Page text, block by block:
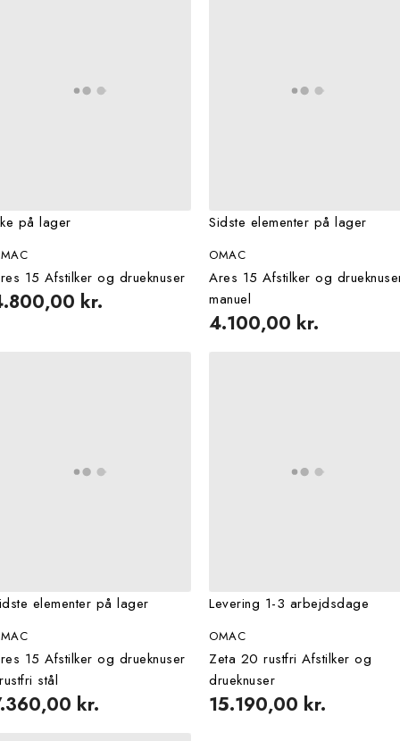
på lager
15 Afstilker og drueknuser
kr.
Sidste elementer på lager
OMAC
Ares 15 Afstilker og
manuel
4.100,00 kr.
elementer på lager
15 Afstilker og drueknuser
stål
kr.
Levering 1-3 arbejdsdage
OMAC
Zeta 20 rustfri Afstilker og
drueknuser
15.190,00 kr.